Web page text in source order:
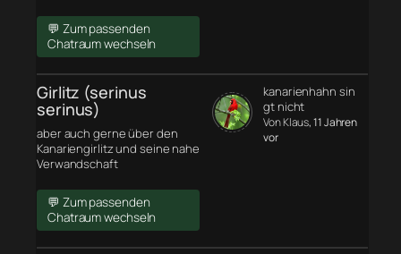
💬 Zum passenden
Chatraum wechseln
Girlitz (serinus
serinus)
aber auch gerne über den
Kanariengirlitz und seine nahe
Verwandschaft
💬 Zum passenden
Chatraum wechseln
kanarienhahn sin
gt nicht
Von Klaus, 11 Jahren
vor